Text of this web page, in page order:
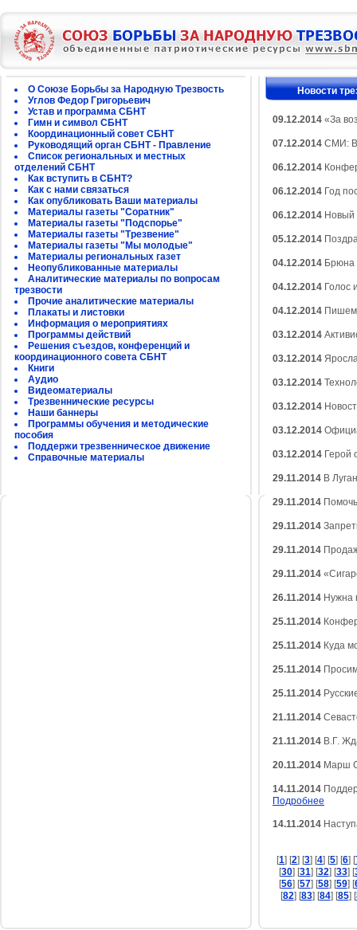
О Союзе Борьбы за Народную Трезвость
Углов Федор Григорьевич
Устав и программа СБНТ
Гимн и символ СБНТ
Координационный совет СБНТ
Руководящий орган СБНТ - Правление
Список региональных и местных
отделений СБНТ
Как вступить в СБНТ?
Как с нами связаться
Как опубликовать Ваши материалы
Материалы газеты "Соратник"
Материалы газеты "Подспорье"
Материалы газеты "Трезвение"
Материалы газеты "Мы молодые"
Материалы региональных газет
Неопубликованные материалы
Аналитические материалы по вопросам
трезвости
Прочие аналитические материалы
Плакаты и листовки
Информация о мероприятиях
Программы действий
Решения съездов, конференций и
координационного совета СБНТ
Книги
Аудио
Видеоматериалы
Трезвеннические ресурсы
Наши баннеры
Программы обучения и методические
пособия
Поддержи трезвенническое движение
Справочные материалы
Новости
09.12.2014 «За
07.12.2014 СМИ: В
06.12.2014
06.12.2014 Год
06.12.2014 Новый
05.12.2014
04.12.2014 Брюна
04.12.2014 Голос
04.12.2014 Пишем
03.12.2014
03.12.2014
03.12.2014
03.12.2014
03.12.2014
03.12.2014 Герой
29.11.2014 В
29.11.2014
29.11.2014
29.11.2014
29.11.2014
26.11.2014 Нужна
25.11.2014
25.11.2014 Куда
25.11.2014
25.11.2014
21.11.2014
21.11.2014 В.Г.
20.11.2014 Марш
14.11.2014
Подробнее
14.11.2014
[1] [2] [3] [4] [5] [6] [
[30] [31] [32] [33] [
[56] [57] [58] [59] [
[82] [83] [84] [85] [